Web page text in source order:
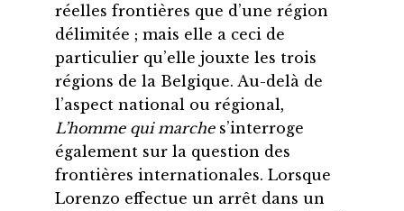
réelles frontières que d’une région
délimitée ; mais elle a ceci de
particulier qu’elle jouxte les trois
régions de la Belgique. Au-delà de
l’aspect national ou régional,
L’homme qui marches’interroge
également sur la question des
frontières internationales. Lorsque
Lorenzo effectue un arrêt dans un